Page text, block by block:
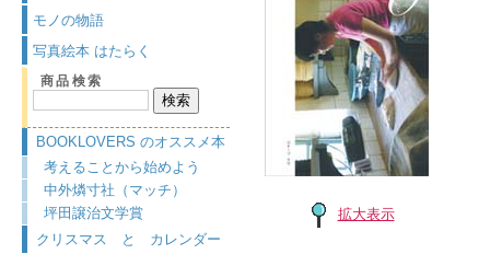
モノの物語
写真絵本 はたらく
商品検索
BOOKLOVERS のオススメ本
考えることから始めよう
中外燐寸社（マッチ）
坪田譲治文学賞
クリスマス と カレンダー
拡大表示